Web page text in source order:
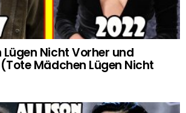
Nicht Vorher und
Mädchen Lügen Nicht